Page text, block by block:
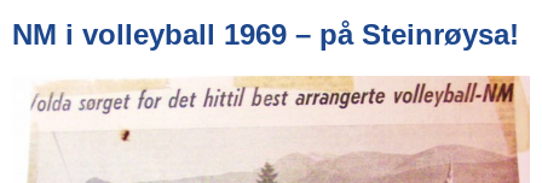
NM i volleyball 1969 – på Steinrøysa!